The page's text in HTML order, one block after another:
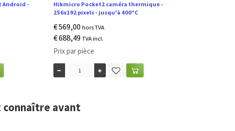
Android -
Hikmicro Pocket2 caméra thermique -
256x192 pixels - jusqu'à 400°C
€ 569,00 hors TVA
€ 688,49 TVA incl.
Prix par pièce
connaître avant